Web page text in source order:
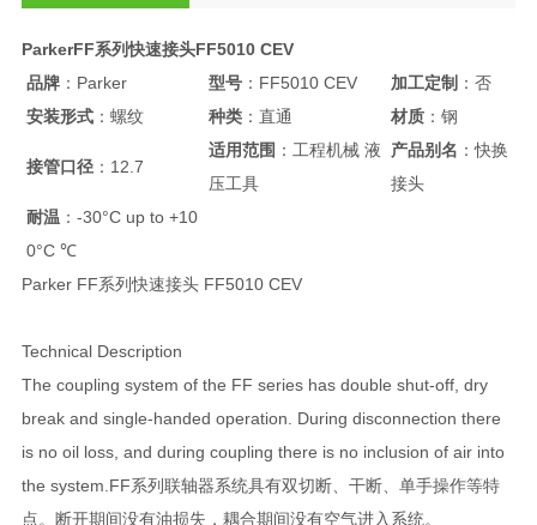
ParkerFF系列快速接头FF5010 CEV
品牌：Parker 型号：FF5010 CEV 加工定制：否
安装形式：螺纹 种类：直通 材质：钢
接管口径：12.7
适用范围 ：工程机械 液
压工具
产品别名 ：快换
接头
耐温 ：-30°C up to +10
0°C ℃
Parker FF系列快速接头 FF5010 CEV
Technical Description
The coupling system of the FF series has double shut-off, dry
break and single-handed operation. During disconnection there
is no oil loss, and during coupling there is no inclusion of air into
the system.FF系列联轴器系统具有双切断、干断、单手操作等特
点。断开期间没有油损失，耦合期间没有空气进入系统。